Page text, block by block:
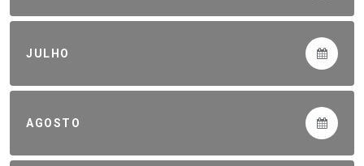
JULHO
AGOSTO